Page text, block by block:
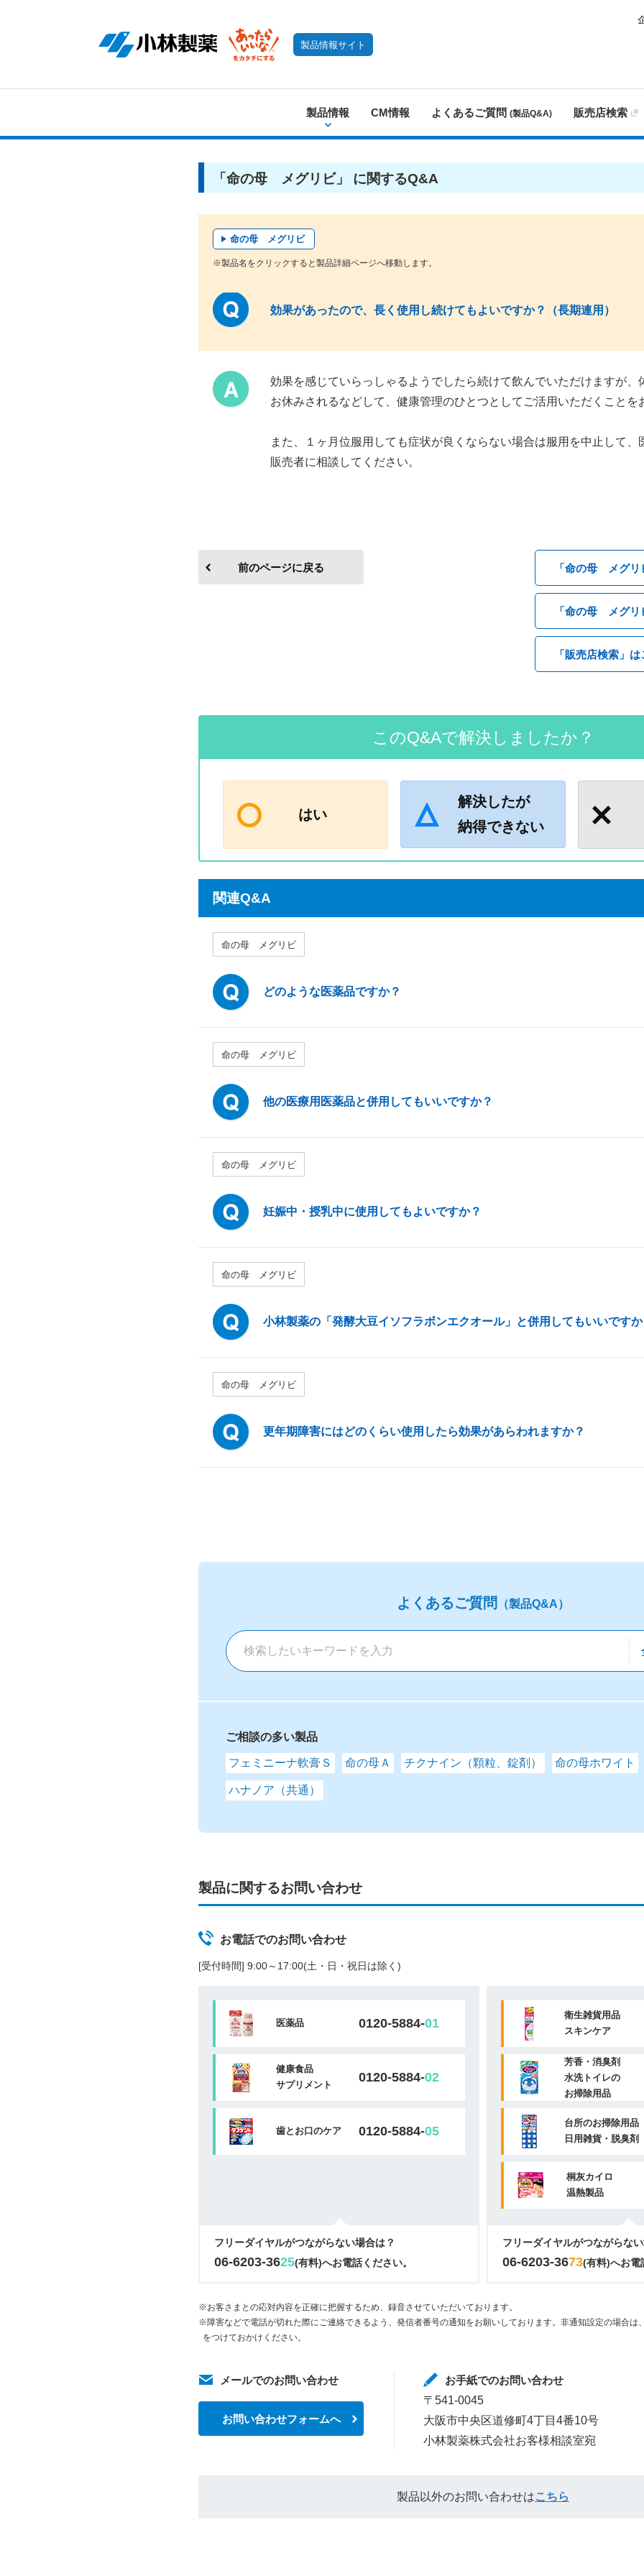
製品情報サイト
製品情報 CM情報 よくあるご質問 (製品Q&A) 販売店検索
「命の母 メグリビ」 に関するQ&A
命の母 メグリビ
※製品名をクリックすると製品詳細ページへ移動します。
効果があったので、長く使用し続けてもよいですか？（長期連用）
効果を感じていらっしゃるようでしたら続けて飲んでいただけますが、
お休みされるなどして、健康管理のひとつとしてご活用いただくことを
また、１ヶ月位服用しても症状が良くならない場合は服用を中止して、
販売者に相談してください。
前のページに戻る 「命の母 メグリ
「命の母 メグリ
「販売店検索」
このQ&Aで解決しましたか？
はい
解決したが
納得できない
関連Q&A
命の母 メグリビ
どのような医薬品ですか？
命の母 メグリビ
他の医療用医薬品と併用してもいいですか？
命の母 メグリビ
妊娠中・授乳中に使用してもよいですか？
命の母 メグリビ
小林製薬の「発酵大豆イソフラボンエクオール」と併用してもいいですか
命の母 メグリビ
更年期障害にはどのくらい使用したら効果があらわれますか？
よくあるご質問 （製品Q&A）
ご相談の多い製品
フェミニーナ軟膏Ｓ 命の母Ａ チクナイン（顆粒、錠剤） 命の母ホワイト
ハナノア（共通）
製品に関するお問い合わせ
お電話でのお問い合わせ
[受付時間] 9:00～17:00(土・日・祝日は除く)
医薬品 0120-5884-01
健康食品
サプリメント
0120-5884-02
歯とお口のケア 0120-5884-05
フリーダイヤルがつながらない場合は？
06-6203-3625(有料)へお電話ください。
衛生雑貨用品
スキンケア
芳香・消臭剤
水洗トイレの
お掃除用品
台所のお掃除用品
日用雑貨・脱臭剤
桐灰カイロ
温熱製品
フリーダイヤルがつながらな
06-6203-3673(有料)へお電
※お客さまとの応対内容を正確に把握するため、録音させていただいております。
※障害などで電話が切れた際にご連絡できるよう、発信者番号の通知をお願いしております。非通知設定の場合は
をつけておかけください。
メールでのお問い合わせ
お問い合わせフォームへ
お手紙でのお問い合わせ
〒541-0045
大阪市中央区道修町4丁目4番10号
小林製薬株式会社お客様相談室宛
製品以外のお問い合わせはこちら